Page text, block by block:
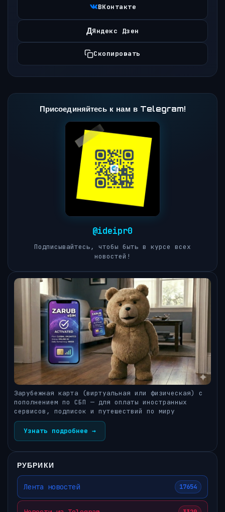
ВКонтакте
ДЯндекс Дзен
Скопировать
Присоединяйтесь к нам в Telegram!
@ideipr0
Подписывайтесь, чтобы быть в курсе всех
новостей!
Зарубежная карта (виртуальная или физическая) с
пополнением по СБП — для оплаты иностранных
сервисов, подписок и путешествий по миру
Узнать подробнее →
РУБРИКИ
Лента новостей 17654